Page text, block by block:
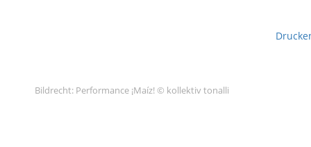
Bildrecht: Performance ¡Maíz! © kollektiv tonalli